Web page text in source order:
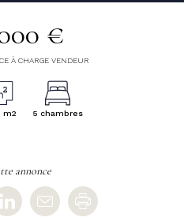
€
À CHARGE VENDEUR
m2 5 chambres
annonce